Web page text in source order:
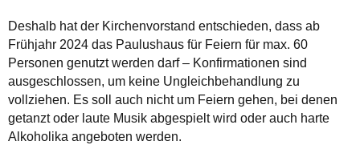
Deshalb hat der Kirchenvorstand entschieden, dass ab
Frühjahr 2024 das Paulushaus für Feiern für max. 60
Personen genutzt werden darf – Konfirmationen sind
ausgeschlossen, um keine Ungleichbehandlung zu
vollziehen. Es soll auch nicht um Feiern gehen, bei denen
getanzt oder laute Musik abgespielt wird oder auch harte
Alkoholika angeboten werden.